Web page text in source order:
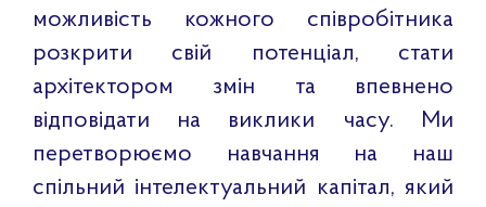
можливість кожного співробітника
розкрити свій потенціал, стати
архітектором змін та впевнено
відповідати на виклики часу. Ми
перетворюємо навчання на наш
спільний інтелектуальний капітал, який